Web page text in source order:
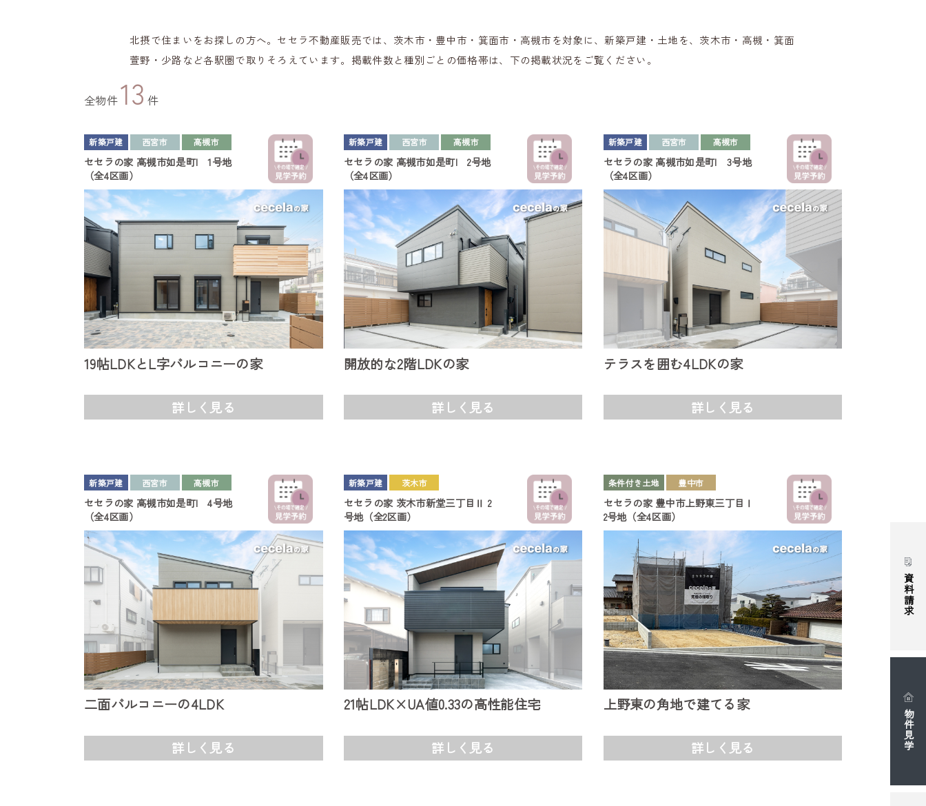
資料請求
物件見学
北摂で住まいをお探しの方へ。セセラ不動産販売では、茨木市・豊中市・箕面市・高槻市を対象に、新築戸建・土地を、茨木市・高槻・箕面
萱野・少路など各駅圏で取りそろえています。掲載件数と種別ごとの価格帯は、下の掲載状況をご覧ください。
全物件13 件
新築戸建 西宮市 高槻市
セセラの家 高槻市如是町I 1号地
（全4区画）
19帖LDKとL字バルコニーの家
詳しく見る
新築戸建 西宮市 高槻市
セセラの家 高槻市如是町I 2号地
（全4区画）
開放的な2階LDKの家
詳しく見る
新築戸建 西宮市 高槻市
セセラの家 高槻市如是町I 3号地
（全4区画）
テラスを囲む4LDKの家
詳しく見る
新築戸建 西宮市 高槻市
セセラの家 高槻市如是町I 4号地
（全4区画）
二面バルコニーの4LDK
詳しく見る
新築戸建 茨木市
セセラの家 茨木市新堂三丁目Ⅱ 2
号地（全2区画）
21帖LDK×UA値0.33の高性能住宅
詳しく見る
条件付き土地 豊中市
セセラの家 豊中市上野東三丁目Ⅰ
2号地（全4区画）
上野東の角地で建てる家
詳しく見る